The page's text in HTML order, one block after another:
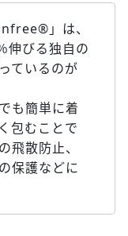
」は、
伸びる独自の
ているのが
も簡単に着
包むことで
飛散防止、
保護などに